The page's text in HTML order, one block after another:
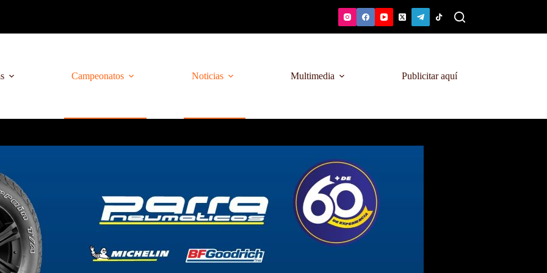
Campeonatos Noticias Multimedia Publicitar aquí